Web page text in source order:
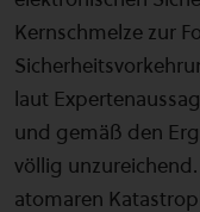
Kernschmelze zur
laut
und gemäß den
völlig
atomaren